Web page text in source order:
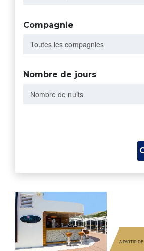
Compagnie
Toutes les compagnies
Nombre de jours
Nombre de nuits
A PARTIR DE